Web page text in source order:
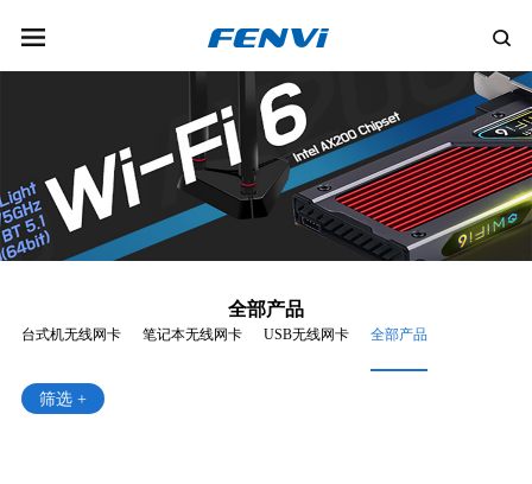
全部产品
台式机无线网卡 笔记本无线网卡 USB无线网卡 全部产品
筛选 +